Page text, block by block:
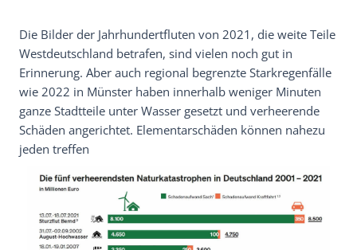
Die Bilder der Jahrhundertfluten von 2021, die weite Teile
Westdeutschland betrafen, sind vielen noch gut in
Erinnerung. Aber auch regional begrenzte Starkregenfälle
wie 2022 in Münster haben innerhalb weniger Minuten
ganze Stadtteile unter Wasser gesetzt und verheerende
Schäden angerichtet. Elementarschäden können nahezu
jeden treffen